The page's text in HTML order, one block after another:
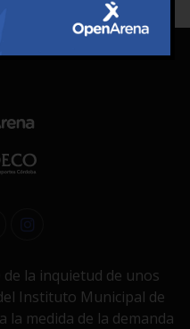
de la inquietud de unos
Instituto Municipal de
la medida de la demanda